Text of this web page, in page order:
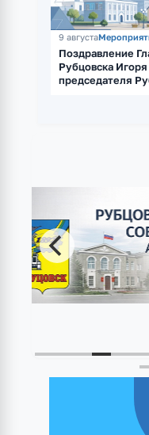
9 августа
Поздравление
Рубцовска
председателя